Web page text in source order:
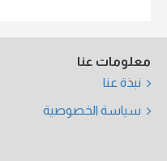
معلومات عنا
نبذة عنا
سياسة الخصوصية